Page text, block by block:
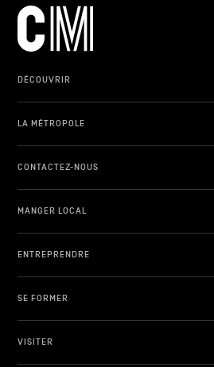
DÉCOUVRIR
LA MÉTROPOLE
CONTACTEZ-NOUS
MANGER LOCAL
ENTREPRENDRE
SE FORMER
VISITER